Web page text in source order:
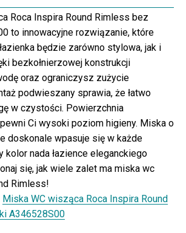
Roca Inspira Round Rimless bez
to innowacyjne rozwiązanie, które
będzie zarówno stylowa, jak i
bezkołnierzowej konstrukcji
oraz ograniczysz zużycie
podwieszany sprawia, że łatwo
w czystości. Powierzchnia
Ci wysoki poziom higieny. Miska o
doskonale wpasuje się w każde
kolor nada łazience eleganckiego
się, jak wiele zalet ma miska wc
Rimless!
Miska WC wisząca Roca Inspira Round
A346528S00